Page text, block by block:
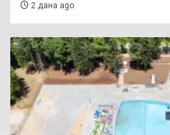
2 дана ago